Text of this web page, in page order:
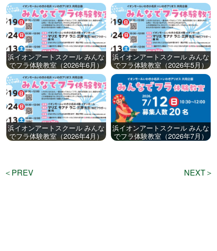
浜イオンアートスクール みんな
でフラ体験教室（2026年6月）
浜イオンアートスクール みんな
でフラ体験教室（2026年5月）
浜イオンアートスクール みんな
でフラ体験教室（2026年4月）
浜イオンアートスクール みんな
でフラ体験教室（2026年7月）
＜PREV NEXT＞